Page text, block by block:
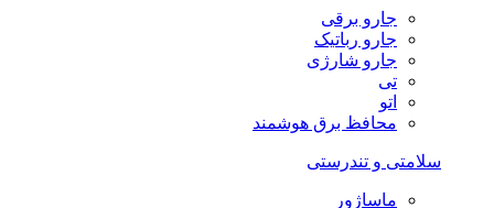
جارو برقی
جارو رباتیک
جارو شارژی
تی
اتو
محافظ برق هوشمند
سلامتی و تندرستی
ماساژور